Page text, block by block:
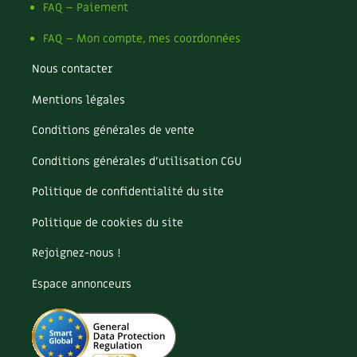
Soins et cosmétiques au naturel
Société et alternatives
Autonomie
Enfants
Archives
FAQ – Paiement
FAQ – Mon compte, mes coordonnées
Nous contacter
Mentions légales
Conditions générales de vente
Conditions générales d’utilisation CGU
Politique de confidentialité du site
Politique de cookies du site
Rejoignez-nous !
Espace annonceurs